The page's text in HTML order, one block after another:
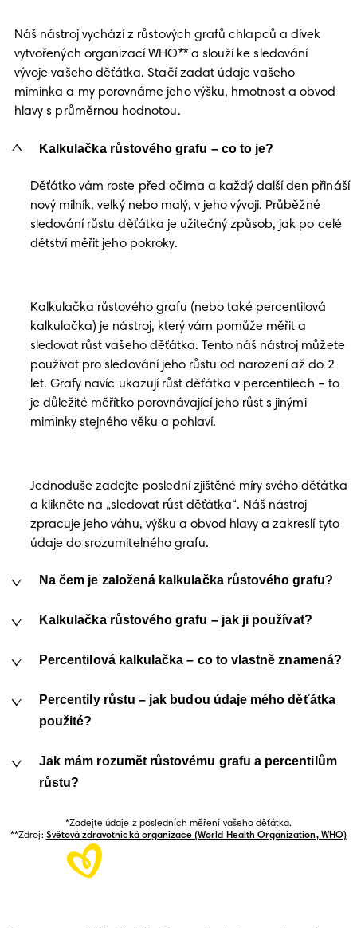
Náš nástroj vychází z růstových grafů chlapců a dívek
vytvořených organizací WHO** a slouží ke sledování
vývoje vašeho děťátka. Stačí zadat údaje vašeho
miminka a my porovnáme jeho výšku, hmotnost a obvod
hlavy s průměrnou hodnotou.
Kalkulačka růstového grafu – co to je?
Děťátko vám roste před očima a každý další den přináší
nový milník, velký nebo malý, v jeho vývoji. Průběžné
sledování růstu děťátka je užitečný způsob, jak po celé
dětství měřit jeho pokroky.
Kalkulačka růstového grafu (nebo také percentilová
kalkulačka) je nástroj, který vám pomůže měřit a
sledovat růst vašeho děťátka. Tento náš nástroj můžete
používat pro sledování jeho růstu od narození až do 2
let. Grafy navíc ukazují růst děťátka v percentilech – to
je důležité měřítko porovnávající jeho růst s jinými
miminky stejného věku a pohlaví.
Jednoduše zadejte poslední zjištěné míry svého děťátka
a klikněte na „sledovat růst děťátka“. Náš nástroj
zpracuje jeho váhu, výšku a obvod hlavy a zakreslí tyto
údaje do srozumitelného grafu.
Na čem je založená kalkulačka růstového grafu?
Kalkulačka růstového grafu – jak ji používat?
Percentilová kalkulačka – co to vlastně znamená?
Percentily růstu – jak budou údaje mého děťátka
použité?
Jak mám rozumět růstovému grafu a percentilům
růstu?
*Zadejte údaje z posledních měření vašeho děťátka.
**Zdroj: Světová zdravotnická organizace (World Health Organization, WHO)